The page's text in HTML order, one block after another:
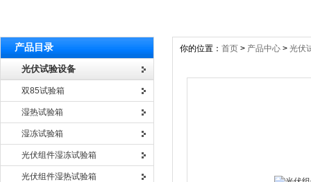
产品目录
光伏试验设备
双85试验箱
湿热试验箱
湿冻试验箱
光伏组件湿冻试验箱
光伏组件湿热试验箱
你的位置： 首页 > 产品中心 > 光伏